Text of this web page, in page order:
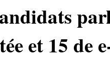
et 15 de